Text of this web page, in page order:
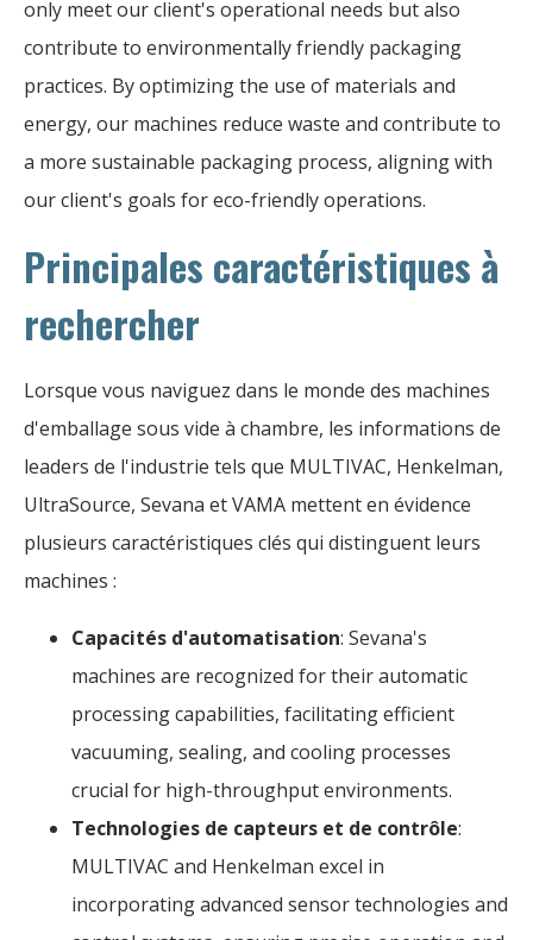
only meet our client's operational needs but also
contribute to environmentally friendly packaging
practices. By optimizing the use of materials and
energy, our machines reduce waste and contribute to
a more sustainable packaging process, aligning with
our client's goals for eco-friendly operations.
Principales caractéristiques à
rechercher
Lorsque vous naviguez dans le monde des machines
d'emballage sous vide à chambre, les informations de
leaders de l'industrie tels que MULTIVAC, Henkelman,
UltraSource, Sevana et VAMA mettent en évidence
plusieurs caractéristiques clés qui distinguent leurs
machines :
Capacités d'automatisation: Sevana's
machines are recognized for their automatic
processing capabilities, facilitating efficient
vacuuming, sealing, and cooling processes
crucial for high-throughput environments.
Technologies de capteurs et de contrôle:
MULTIVAC and Henkelman excel in
incorporating advanced sensor technologies and